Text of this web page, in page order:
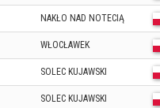
NAKŁO NAD NOTECIĄ
WŁOCŁAWEK
SOLEC KUJAWSKI
SOLEC KUJAWSKI